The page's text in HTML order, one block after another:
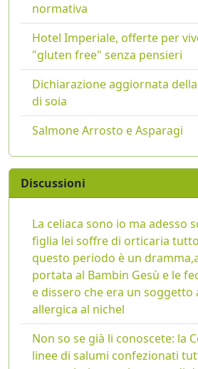
normativa
Hotel Imperiale, offerte per
"gluten free" senza pensieri
Dichiarazione aggiornata della
di soia
Salmone Arrosto e Asparagi
Discussioni
La celiaca sono io ma adesso
figlia lei soffre di orticaria
questo periodo è un
portata al Bambin Gesù e le
e dissero che era un soggetto
allergica al nichel
Non so se già li conoscete: la
linee di salumi confezionati